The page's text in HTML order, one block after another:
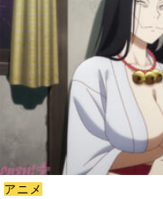
アニメ